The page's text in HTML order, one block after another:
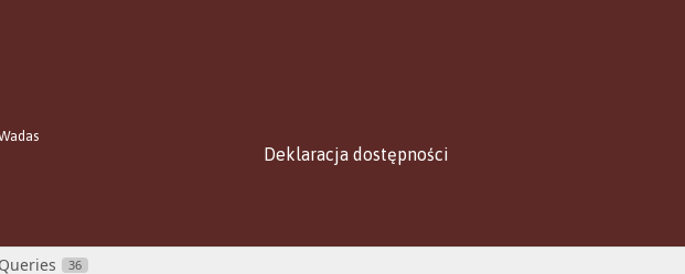
Deklaracja dostępności
Queries 36